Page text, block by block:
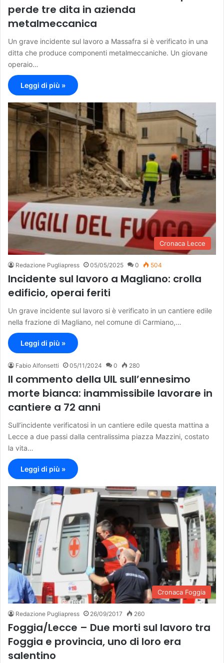
perde tre dita in azienda
metalmeccanica
Un grave incidente sul lavoro a Massafra si è verificato in una
ditta che produce componenti metalmeccaniche. Un giovane
operaio…
Leggi di più »
Cronaca Lecce
Redazione Pugliapress 05/05/2025 0 504
Incidente sul lavoro a Magliano: crolla
edificio, operai feriti
Un grave incidente sul lavoro si è verificato in un cantiere edile
nella frazione di Magliano, nel comune di Carmiano,…
Leggi di più »
Fabio Alfonsetti 05/11/2024 0 280
Il commento della UIL sull’ennesimo
morte bianca: inammissibile lavorare in
cantiere a 72 anni
Sull’incidente verificatosi in un cantiere edile questa mattina a
Lecce a due passi dalla centralissima piazza Mazzini, costato
la vita…
Leggi di più »
Cronaca Foggia
Redazione Pugliapress 26/09/2017 260
Foggia/Lecce – Due morti sul lavoro tra
Foggia e provincia, uno di loro era
salentino